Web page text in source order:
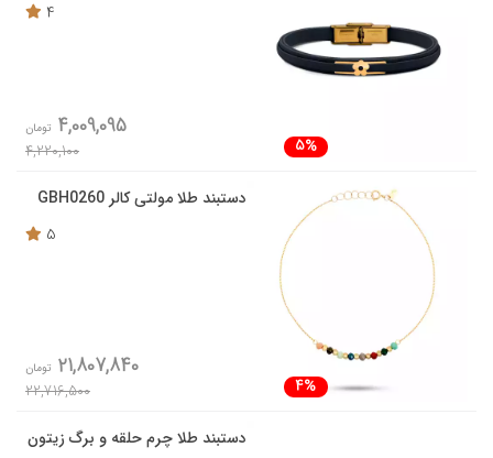
4
5%
4,009,095 تومان
4,220,100
دستبند طلا مولتی کالر GBH0260
5
4%
21,807,840 تومان
22,716,500
دستبند طلا چرم حلقه و برگ زیتون